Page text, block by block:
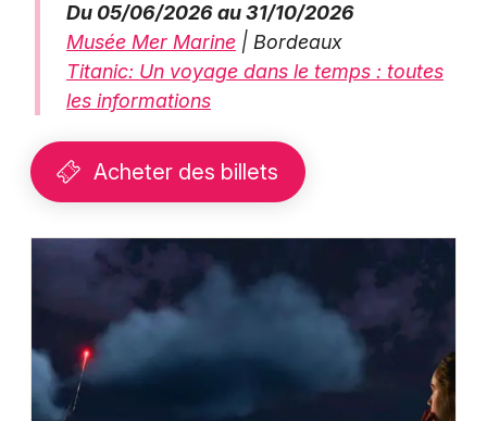
Du 05/06/2026 au 31/10/2026
Musée Mer Marine | Bordeaux
Titanic: Un voyage dans le temps : toutes
les informations
Acheter des billets